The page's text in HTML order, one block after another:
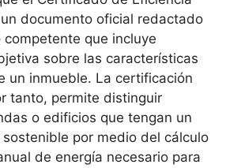
documento oficial redactado
competente que incluye
sobre las características
un inmueble. La certificación
tanto, permite distinguir
o edificios que tengan un
por medio del cálculo
de energía necesario para